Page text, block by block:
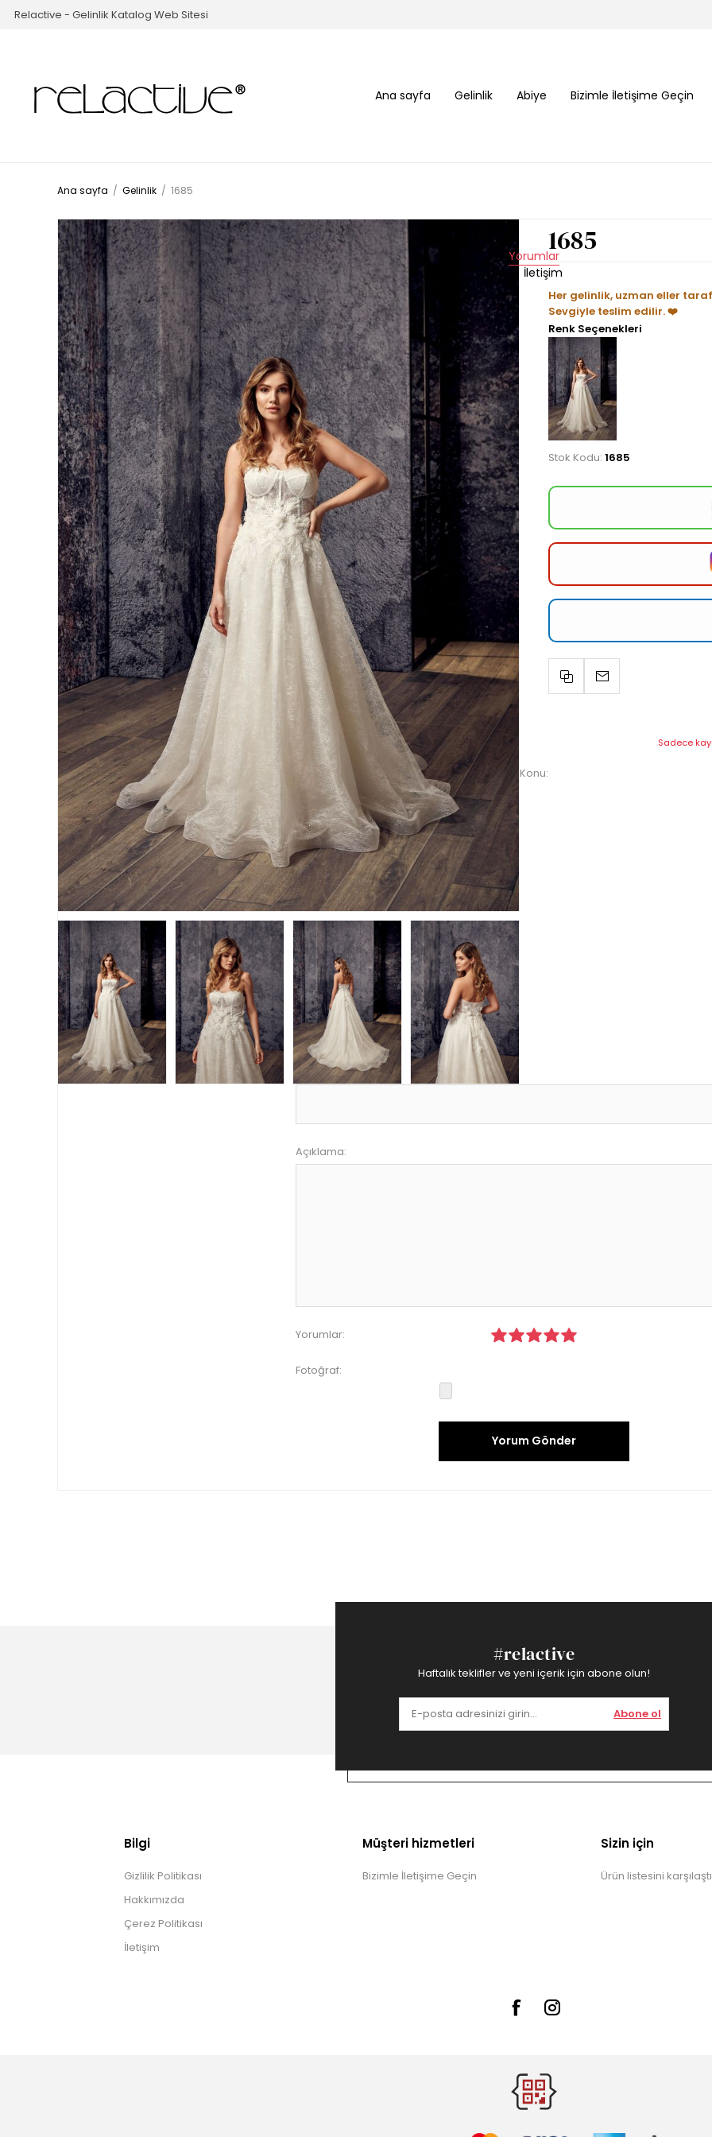
Relactive - Gelinlik Katalog Web Sitesi
Ana sayfa Gelinlik Abiye Bizimle İletişime Geçin
Ana sayfa / Gelinlik / 1685
1685
Her gelinlik, uzman eller
Sevgiyle teslim edilir. ❤️
Renk Seçenekleri
Stok Kodu: 1685
Yorumlar
İletişim
Sadece
Konu:
Açıklama:
Yorumlar:
Fotoğraf:
Yorum Gönder
#relactive
Haftalık teklifler ve yeni içerik için abone olun!
Abone ol
Bilgi
Gizlilik Politikası
Hakkımızda
Çerez Politikası
İletişim
Müşteri hizmetleri
Bizimle İletişime Geçin
Sizin için
Ürün listesini